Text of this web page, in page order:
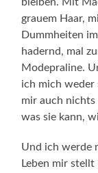
grauem Haar,
Dummheiten
hadernd, mal
Modepraline.
ich mich weder
mir auch nichts
was sie kann,
Und ich werde
Leben mir